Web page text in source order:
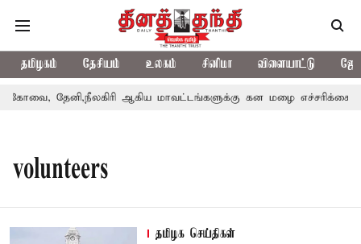
தமிழகம் தேசியம் உலகம் சினிமா விளையாட்டு
தேனி,நீலகிரி ஆகிய மாவட்டங்களுக்கு கன மழை எச்சரிக்கை
volunteers
தமிழக செய்திகள்